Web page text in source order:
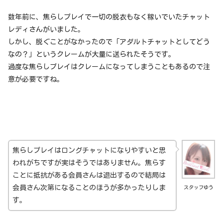
数年前に、焦らしプレイで一切の脱衣もなく稼いでいたチャット
レディさんがいました。
しかし、脱ぐことがなかったので「アダルトチャットとしてどう
なの？」というクレームが大量に送られたそうです。
過度な焦らしプレイはクレームになってしまうこともあるので注
意が必要ですね。
スタッフゆう
焦らしプレイはロングチャットになりやすいと思
われがちですが実はそうではありません。焦らす
ことに抵抗がある会員さんは退出するので結局は
会員さん次第になることのほうが多かったりしま
す。